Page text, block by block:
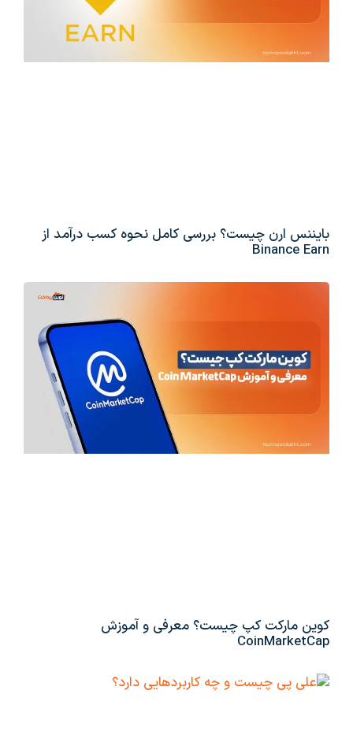
بایننس ارن چیست؟ بررسی کامل نحوه کسب درآمد از
Binance Earn
کوین مارکت کپ چیست؟ معرفی و آموزش
CoinMarketCap